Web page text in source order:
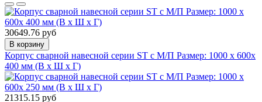
30649.76 руб
В корзину
Корпус сварной навесной серии ST с М/П Размер: 1000 x 600x
400 мм (В х Ш х Г)
21315.15 руб